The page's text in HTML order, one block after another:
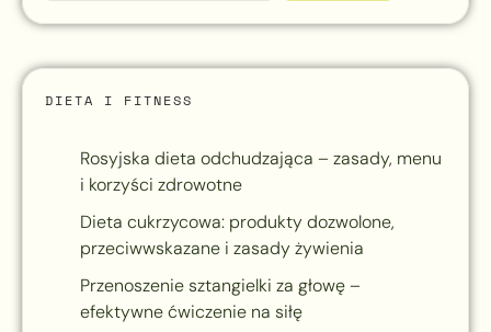
DIETA I FITNESS
Rosyjska dieta odchudzająca – zasady, menu
i korzyści zdrowotne
Dieta cukrzycowa: produkty dozwolone,
przeciwwskazane i zasady żywienia
Przenoszenie sztangielki za głowę –
efektywne ćwiczenie na siłę